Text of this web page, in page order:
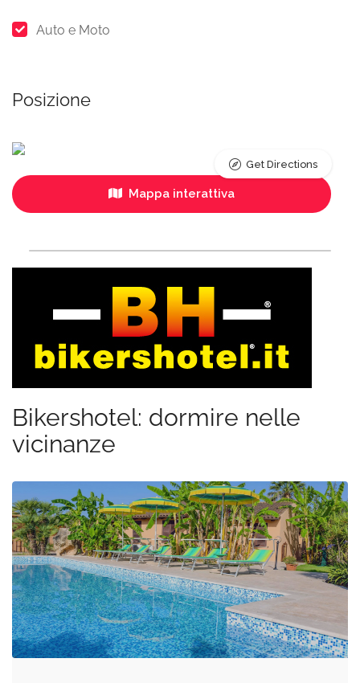
Auto e Moto
Posizione
Mappa interattiva
Get Directions
Bikershotel: dormire nelle
vicinanze